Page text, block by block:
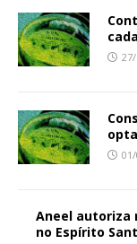
Aneel autoriza
no Espírito